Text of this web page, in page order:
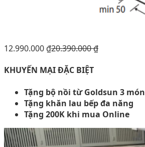
12.990.000 ₫20.390.000₫
KHUYẾN MẠI ĐẶC BIỆT
Tặng bộ nồi từ Goldsun 3 món
Tặng khăn lau bếp đa năng
Tặng 200K khi mua Online